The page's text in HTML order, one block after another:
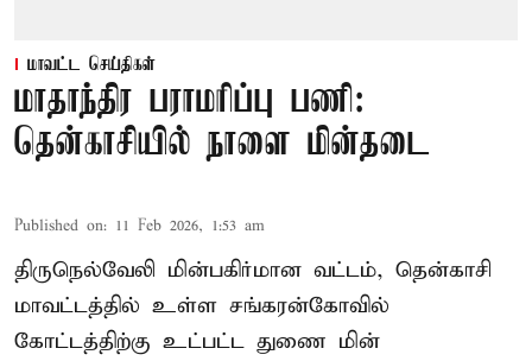
மாவட்ட செய்திகள்
மாதாந்திர பராமரிப்பு பணி:
தென்காசியில் நாளை மின்தடை
Published on: 11 Feb 2026, 1:53 am
திருநெல்வேலி மின்பகிர்மான வட்டம், தென்காசி
மாவட்டத்தில் உள்ள சங்கரன்கோவில்
கோட்டத்திற்கு உட்பட்ட துணை மின்